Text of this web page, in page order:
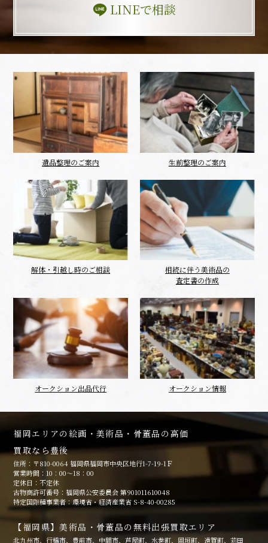
LINEで相談
遺品整理のご案内 生前整理のご案内
解体・引越し時のご相談
相続に伴う美術品の
査定書の作成
オークション出品代行 オークション情報
福岡エリアの絵画・美術品・骨董品の高価
買取なら豊後
住所：〒810-0064 福岡県福岡市中央区地行1-7-19-1Ｆ
営業時間：10：00～18：00
定休日：不定休
古物商許可番号：福岡県公安委員会 第901011610048
特定国際種事業者：環境省・経済産業省 S-8-40-00285
【福岡県】美術品・骨董品の無料出張買取エリア
北九州市、行橋市、豊前市、中間市、芦屋町、水巻町、岡垣町、遠賀町、苅田